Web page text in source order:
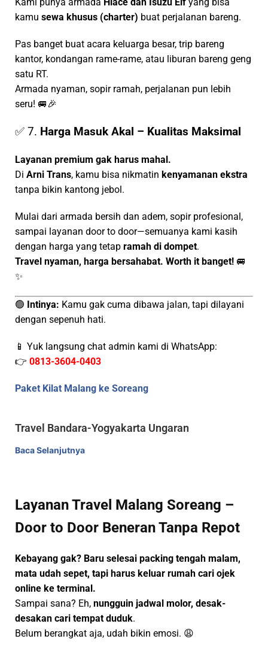
kamu sewa khusus (charter) buat perjalanan bareng.
Pas banget buat acara keluarga besar, trip bareng
kantor, kondangan rame-rame, atau liburan bareng geng
satu RT.
Armada nyaman, sopir ramah, perjalanan pun lebih
seru! 🚐🎉
✅ 7. Harga Masuk Akal – Kualitas Maksimal
Layanan premium gak harus mahal.
Di Arni Trans, kamu bisa nikmatin kenyamanan ekstra
tanpa bikin kantong jebol.
Mulai dari armada bersih dan adem, sopir profesional,
sampai layanan door to door—semuanya kami kasih
dengan harga yang tetap ramah di dompet.
Travel nyaman, harga bersahabat. Worth it banget! 🚐
✨
🟢 Intinya: Kamu gak cuma dibawa jalan, tapi dilayani
dengan sepenuh hati.
📱 Yuk langsung chat admin kami di WhatsApp:
👉 0813-3604-0403
Paket Kilat Malang ke Soreang
Travel Bandara-Yogyakarta Ungaran
Baca Selanjutnya
Layanan Travel Malang Soreang –
Door to Door Beneran Tanpa Repot
Kebayang gak? Baru selesai packing tengah malam,
mata udah sepet, tapi harus keluar rumah cari ojek
online ke terminal.
Sampai sana? Eh, nungguin jadwal molor, desak-
desakan cari tempat duduk.
Belum berangkat aja, udah bikin emosi. 😩